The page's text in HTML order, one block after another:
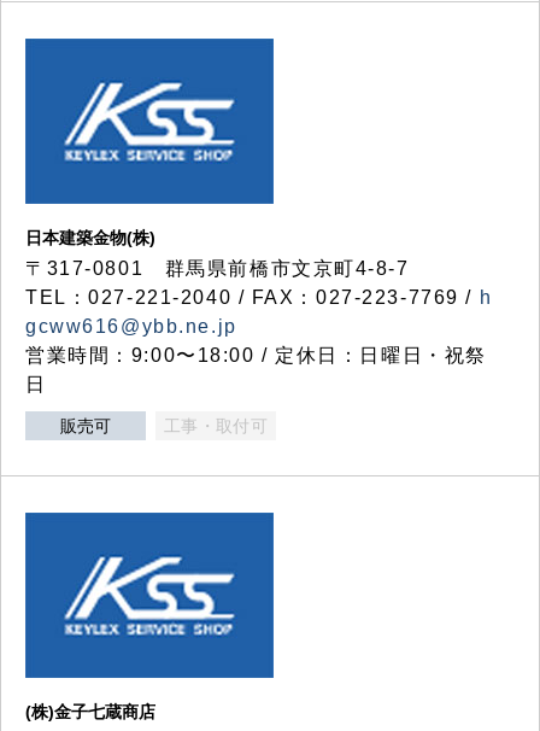
日本建築金物(株)
〒317‐0801 群馬県前橋市文京町4-8-7
TEL：027-221-2040 / FAX：027-223-7769 / h
gcww616@ybb.ne.jp
営業時間：9:00〜18:00 / 定休日：日曜日・祝祭
日
販売可 工事・取付可
(株)金子七蔵商店